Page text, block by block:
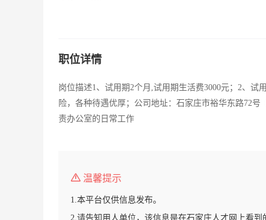
职位详情
岗位描述1、试用期2个月,试用期生活费3000元；2、
险，各种待遇优厚；公司地址：石家庄市裕华东路72号
责办公室的日常工作
温馨提示
1.本平台仅供信息发布。
2.请告知用人单位，该信息是在石家庄人才网上看到